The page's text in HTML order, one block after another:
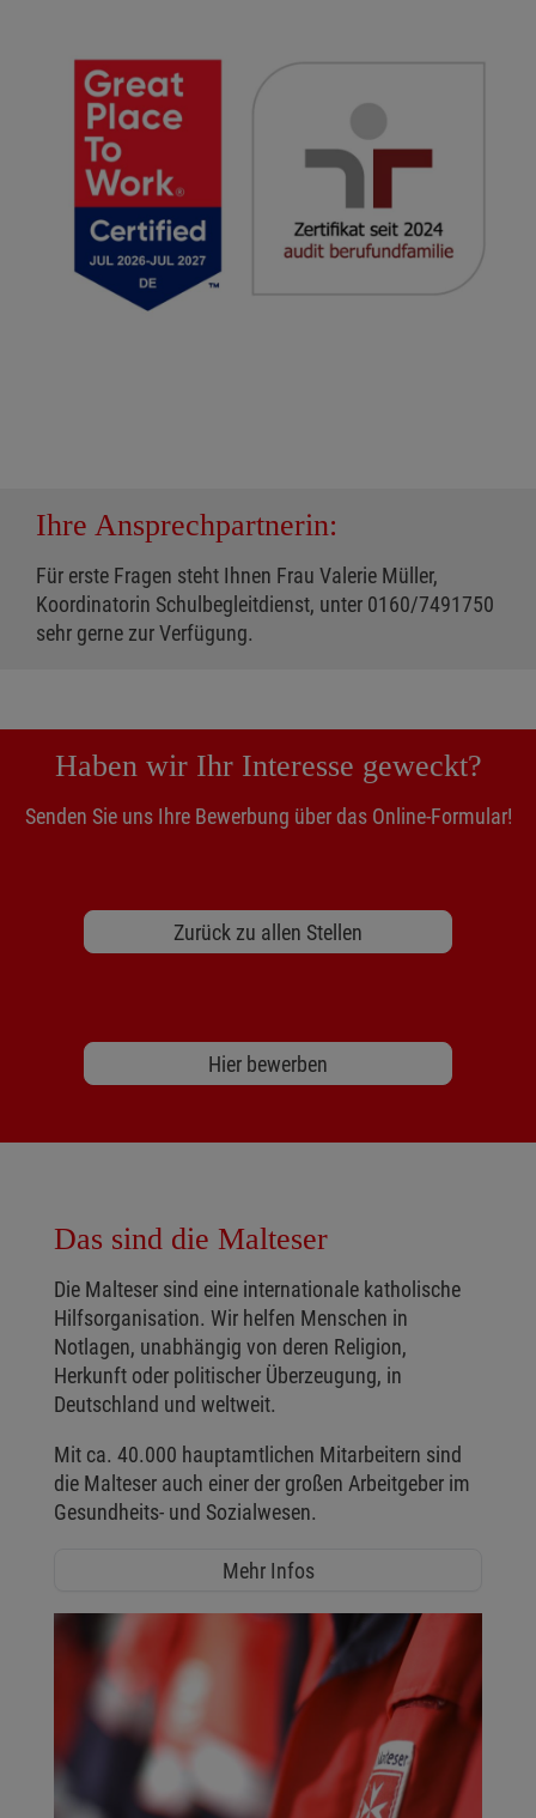
Ihre Ansprechpartnerin:
Für erste Fragen steht Ihnen Frau Valerie Müller,
Koordinatorin Schulbegleitdienst, unter 0160/7491750
sehr gerne zur Verfügung.
Haben wir Ihr Interesse geweckt?
Senden Sie uns Ihre Bewerbung über das Online-Formular!
Zurück zu allen Stellen
Hier bewerben
Das sind die Malteser
Die Malteser sind eine internationale katholische
Hilfsorganisation. Wir helfen Menschen in
Notlagen, unabhängig von deren Religion,
Herkunft oder politischer Überzeugung, in
Deutschland und weltweit.
Mit ca. 40.000 hauptamtlichen Mitarbeitern sind
die Malteser auch einer der großen Arbeitgeber im
Gesundheits- und Sozialwesen.
Mehr Infos